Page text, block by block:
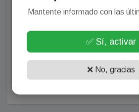
Mantente informado con las
✅ Sí, activar
❌ No, gracias